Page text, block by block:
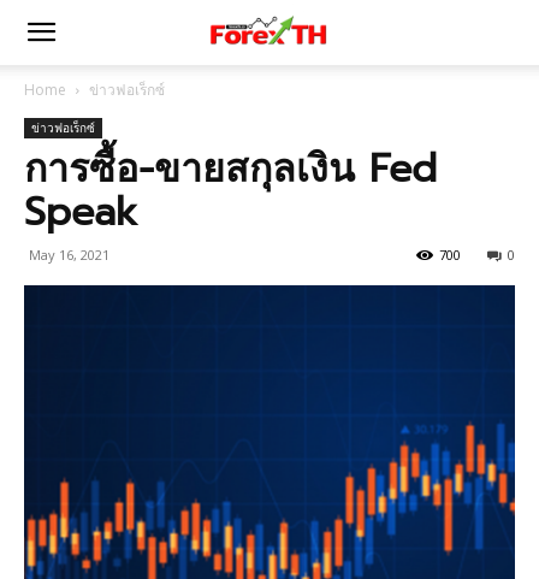
Home ข่าวฟอเร็กซ์
ข่าวฟอเร็กซ์
การซื้อ-ขายสกุลเงิน Fed
Speak
May 16, 2021 0
700